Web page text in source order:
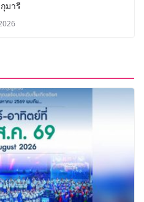
มารี